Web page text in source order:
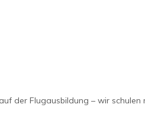
der Flugausbildung – wir schulen